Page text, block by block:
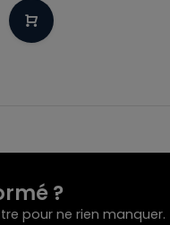
?
pour ne rien manquer.